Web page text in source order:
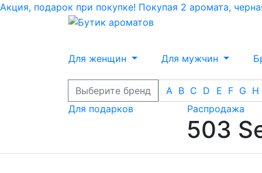
Акция, подарок при покупке! Покупая 2 аромата,
Для женщин Для мужчин
Выберите бренд A B C D E F G H
Для подарков
Распродажа
503